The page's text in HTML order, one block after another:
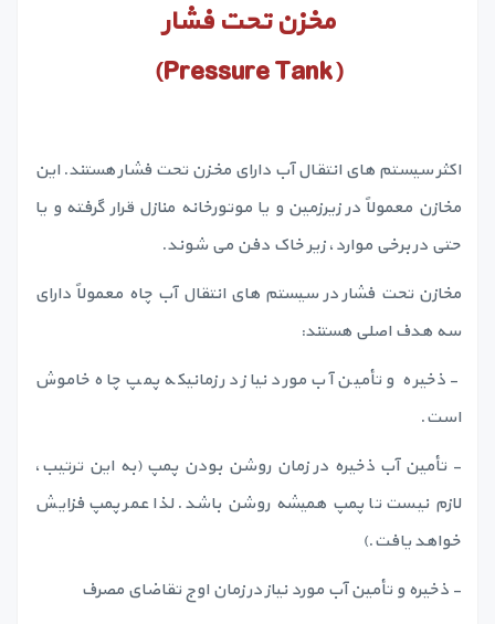
مخزن تحت فشار
(
Pressure Tank
)
اکثر سیستم های انتقال آب دارای مخزن تحت فشار هستند. این
مخازن معمولاً در زیرزمین و یا موتورخانه منازل قرار گرفته و یا
حتی در برخی موارد، زیر خاک دفن می شوند.
مخازن تحت فشار در سیستم های انتقال آب چاه معمولاً دارای
سه هدف اصلی هستند:
- ذخیره و تأمین آب مورد نیاز در زمانیکه پمپ چاه خاموش
است.
- تأمین آب ذخیره در زمان روشن بودن پمپ (به این ترتیب،
لازم نیست تا پمپ همیشه روشن باشد. لذا عمر پمپ فزایش
خواهد یافت.)
- ذخیره و تأمین آب مورد نیاز در زمان اوج تقاضای مصرف